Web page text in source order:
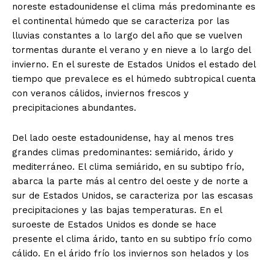
noreste estadounidense el clima más predominante es
el continental húmedo que se caracteriza por las
lluvias constantes a lo largo del año que se vuelven
tormentas durante el verano y en nieve a lo largo del
invierno. En el sureste de Estados Unidos el estado del
tiempo que prevalece es el húmedo subtropical cuenta
con veranos cálidos, inviernos frescos y
precipitaciones abundantes.
Del lado oeste estadounidense, hay al menos tres
grandes climas predominantes: semiárido, árido y
mediterráneo. El clima semiárido, en su subtipo frío,
abarca la parte más al centro del oeste y de norte a
sur de Estados Unidos, se caracteriza por las escasas
precipitaciones y las bajas temperaturas. En el
suroeste de Estados Unidos es donde se hace
presente el clima árido, tanto en su subtipo frío como
cálido. En el árido frío los inviernos son helados y los